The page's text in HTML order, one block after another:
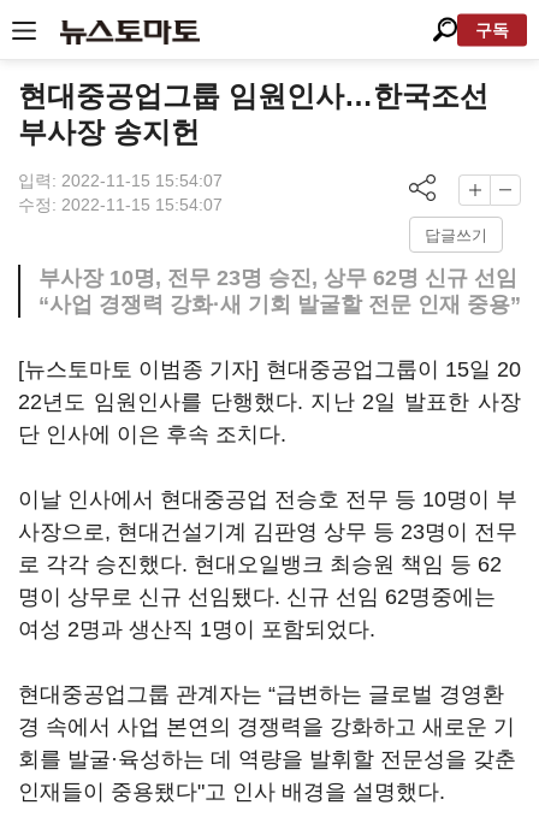
구독
현대중공업그룹 임원인사…한국조선
부사장 송지헌
입력: 2022-11-15 15:54:07
수정: 2022-11-15 15:54:07
답글쓰기
부사장 10명, 전무 23명 승진, 상무 62명 신규 선임
“사업 경쟁력 강화·새 기회 발굴할 전문 인재 중용”
[뉴스토마토 이범종 기자] 현대중공업그룹이 15일 20
22년도 임원인사를 단행했다. 지난 2일 발표한 사장
단 인사에 이은 후속 조치다.
이날 인사에서 현대중공업 전승호 전무 등 10명이 부
사장으로, 현대건설기계 김판영 상무 등 23명이 전무
로 각각 승진했다. 현대오일뱅크 최승원 책임 등 62
명이 상무로 신규 선임됐다. 신규 선임 62명중에는
여성 2명과 생산직 1명이 포함되었다.
현대중공업그룹 관계자는 “급변하는 글로벌 경영환
경 속에서 사업 본연의 경쟁력을 강화하고 새로운 기
회를 발굴·육성하는 데 역량을 발휘할 전문성을 갖춘
인재들이 중용됐다"고 인사 배경을 설명했다.